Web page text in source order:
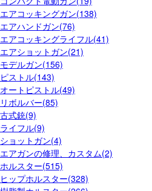
エアコッキングガン(138)
エアハンドガン(76)
エアコッキングライフル(41)
エアショットガン(21)
モデルガン(156)
ピストル(143)
オートピストル(49)
リボルバー(85)
古式銃(9)
ライフル(9)
ショットガン(4)
エアガンの修理、カスタム(2)
ホルスター(515)
ヒップホルスター(328)